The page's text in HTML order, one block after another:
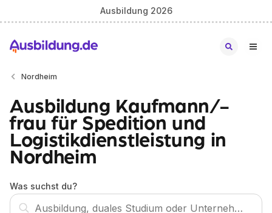
Ausbildung 2026
Nordheim
Ausbildung Kaufmann/-
frau für Spedition und
Logistikdienstleistung in
Nordheim
Was suchst du?